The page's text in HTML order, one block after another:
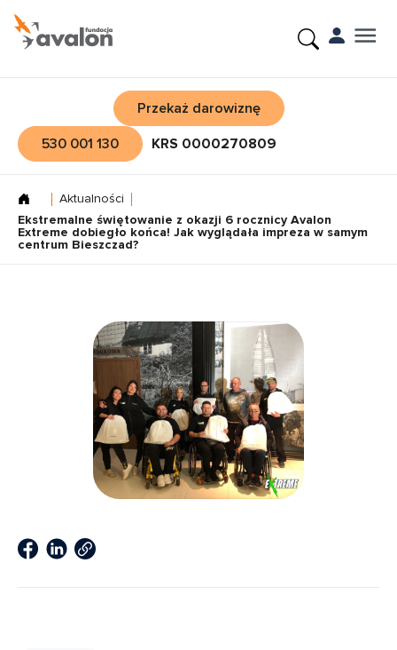
Przekaż darowiznę
530 001 130
KRS 0000270809
Aktualności
Ekstremalne świętowanie z okazji 6 rocznicy Avalon
Extreme dobiegło końca! Jak wyglądała impreza w samym
centrum Bieszczad?